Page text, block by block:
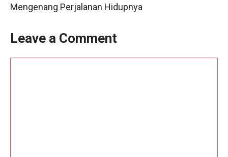
Mengenang Perjalanan Hidupnya
Leave a Comment